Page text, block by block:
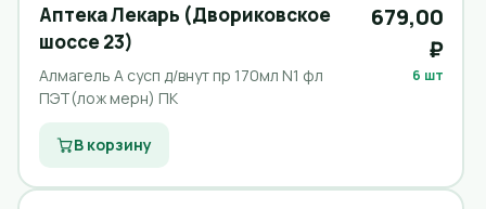
Аптека Лекарь (Двориковское
шоссе 23)
Алмагель А сусп д/внут пр 170мл N1 фл
ПЭТ(лож мерн) ПК
679,00
₽
6 шт
В корзину